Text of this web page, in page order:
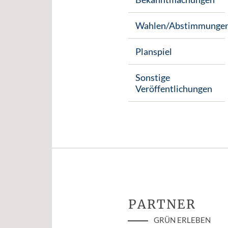
Wahlen/
Planspiel
Sonstige
Veröffentlichungen
PARTNER
GRÜN ERLEBEN